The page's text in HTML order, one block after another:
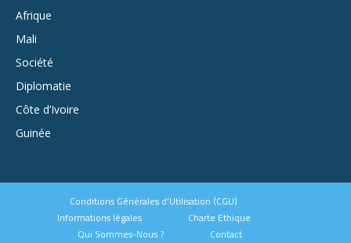
Afrique
Mali
Société
Diplomatie
Côte d’Ivoire
Guinée
Conditions Générales d’Utilisation (CGU)
Informations légales
Charte Ethique
Qui Sommes-Nous ?
Contact